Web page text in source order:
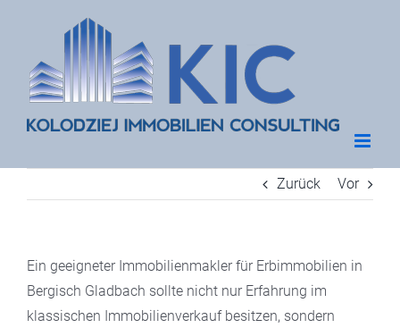
springen
Zurück Vor
Ein geeigneter Immobilienmakler für Erbimmobilien in
Bergisch Gladbach sollte nicht nur Erfahrung im
klassischen Immobilienverkauf besitzen, sondern